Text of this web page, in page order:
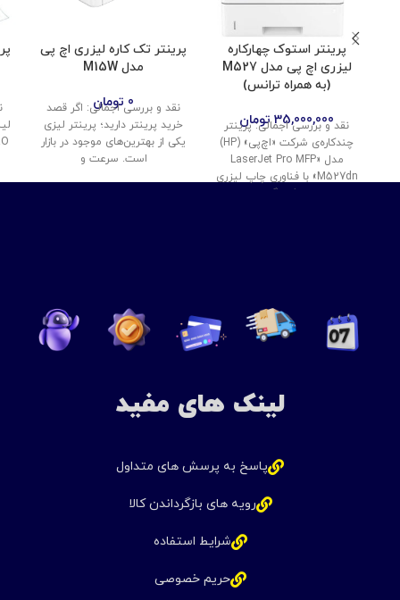
پرینتر استوک چهارکاره
لیزری اچ پی مدل M527
(به همراه ترانس)
35,000,000 تومان
نقد و بررسی اجمالی: پرینتر
چندکاره‌ی شرکت «اچ‌پی» (HP)
مدل «LaserJet Pro MFP
M527dn» با فناوری چاپ لیزری
و تک‌رنگ،
پرینتر تک کاره لیزری اچ پی
مدل M15W
0 تومان
نقد و بررسی اجمالی: اگر قصد
خرید پرینتر دارید؛ پرینتر لیزی
یکی از بهترین‌های موجود در بازار
است. سرعت و
لینک های مفید
پاسخ به پرسش های متداول
رویه های بازگرداندن کالا
شرایط استفاده
حریم خصوصی